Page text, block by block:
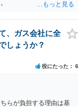
、ガス会社に全
しょうか？
役にたった 6
らが負担する理由は基